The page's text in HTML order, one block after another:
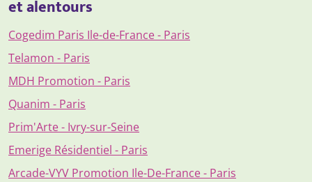
et alentours
Cogedim Paris Ile-de-France - Paris
Telamon - Paris
MDH Promotion - Paris
Quanim - Paris
Prim'Arte - Ivry-sur-Seine
Emerige Résidentiel - Paris
Arcade-VYV Promotion Ile-De-France - Paris